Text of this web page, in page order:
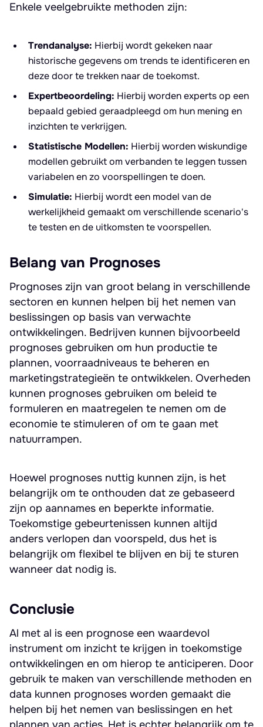
Enkele veelgebruikte methoden zijn:
Trendanalyse: Hierbij wordt gekeken naar
historische gegevens om trends te identificeren en
deze door te trekken naar de toekomst.
Expertbeoordeling: Hierbij worden experts op een
bepaald gebied geraadpleegd om hun mening en
inzichten te verkrijgen.
Statistische Modellen: Hierbij worden wiskundige
modellen gebruikt om verbanden te leggen tussen
variabelen en zo voorspellingen te doen.
Simulatie: Hierbij wordt een model van de
werkelijkheid gemaakt om verschillende scenario's
te testen en de uitkomsten te voorspellen.
Belang van Prognoses
Prognoses zijn van groot belang in verschillende
sectoren en kunnen helpen bij het nemen van
beslissingen op basis van verwachte
ontwikkelingen. Bedrijven kunnen bijvoorbeeld
prognoses gebruiken om hun productie te
plannen, voorraadniveaus te beheren en
marketingstrategieën te ontwikkelen. Overheden
kunnen prognoses gebruiken om beleid te
formuleren en maatregelen te nemen om de
economie te stimuleren of om te gaan met
natuurrampen.
Hoewel prognoses nuttig kunnen zijn, is het
belangrijk om te onthouden dat ze gebaseerd
zijn op aannames en beperkte informatie.
Toekomstige gebeurtenissen kunnen altijd
anders verlopen dan voorspeld, dus het is
belangrijk om flexibel te blijven en bij te sturen
wanneer dat nodig is.
Conclusie
Al met al is een prognose een waardevol
instrument om inzicht te krijgen in toekomstige
ontwikkelingen en om hierop te anticiperen. Door
gebruik te maken van verschillende methoden en
data kunnen prognoses worden gemaakt die
helpen bij het nemen van beslissingen en het